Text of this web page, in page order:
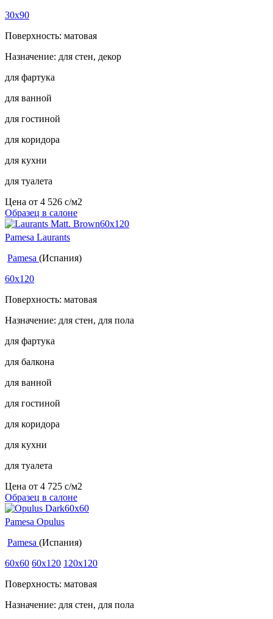
30x90
Поверхность: матовая
Назначение: для стен, декор
для фартука
для ванной
для гостиной
для коридора
для кухни
для туалета
Цена от 4 526 c/м2
Образец в салоне
Pamesa Laurants
Pamesa (Испания)
60x120
Поверхность: матовая
Назначение: для стен, для пола
для фартука
для балкона
для ванной
для гостиной
для коридора
для кухни
для туалета
Цена от 4 725 c/м2
Образец в салоне
Pamesa Opulus
Pamesa (Испания)
60x60 60x120 120x120
Поверхность: матовая
Назначение: для стен, для пола